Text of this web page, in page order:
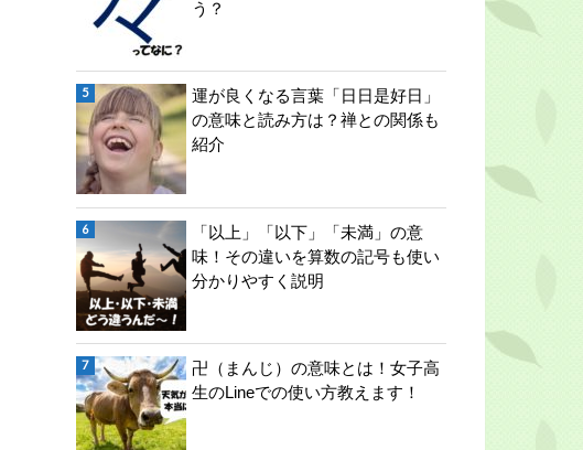
う？
運が良くなる言葉「日日是好日」
の意味と読み方は？禅との関係も
紹介
「以上」「以下」「未満」の意
味！その違いを算数の記号も使い
分かりやすく説明
卍（まんじ）の意味とは！女子高
生のLineでの使い方教えます！